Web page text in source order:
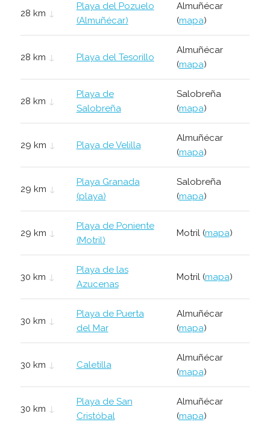
28 km ↓
Playa del Pozuelo
(Almuñécar)
Almuñécar
(mapa)
28 km ↓ Playa del Tesorillo
Almuñécar
(mapa)
28 km ↓
Playa de
Salobreña
Salobreña
(mapa)
29 km ↓ Playa de Velilla
Almuñécar
(mapa)
29 km ↓
Playa Granada
(playa)
Salobreña
(mapa)
29 km ↓
Playa de Poniente
(Motril)
Motril (mapa)
30 km ↓
Playa de las
Azucenas
Motril (mapa)
30 km ↓
Playa de Puerta
del Mar
Almuñécar
(mapa)
30 km ↓ Caletilla
Almuñécar
(mapa)
30 km ↓
Playa de San
Cristóbal
Almuñécar
(mapa)